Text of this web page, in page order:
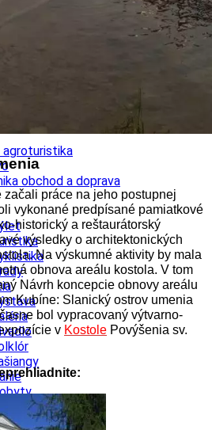
agroturistika
obchod a doprava
práce na jeho postupnej
vykonané predpísané pamiatkové
historický a reštaurátorský
výsledky o architektonických
Na výskumné aktivity by mala
obnova areálu kostola. V tom
Návrh koncepcie obnovy areálu
Kubíne: Slanický ostrov umenia
bol vypracovaný výtvarno-
v Kostole Povýšenia sv.